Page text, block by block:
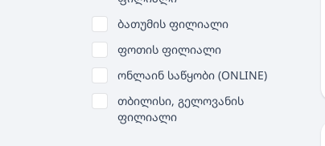
ბათუმის ფილიალი
ფოთის ფილიალი
ონლაინ საწყობი (ONLINE)
თბილისი, გელოვანის
ფილიალი